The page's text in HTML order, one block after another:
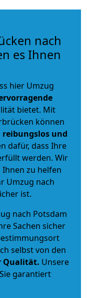
nach
es Ihnen
hier Umzug
bietet. Mit
können
reibungslos und
dafür, dass Ihre
werden. Wir
Ihnen zu helfen
Umzug nach
ist.
nach Potsdam
Sachen sicher
selbst von den
Qualität. Unsere
garantiert